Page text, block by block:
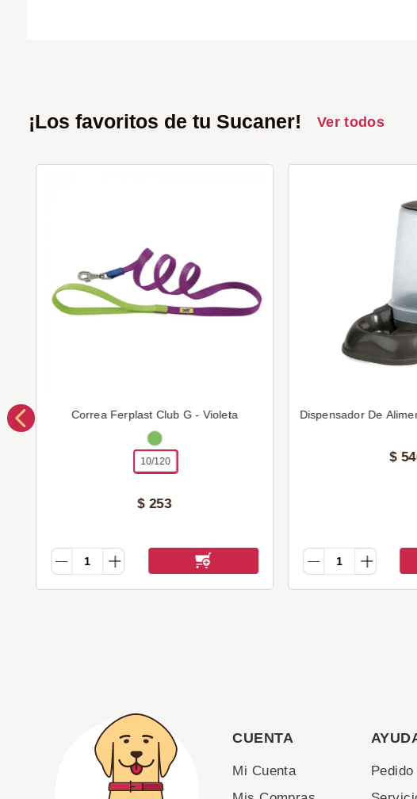
¡Los favoritos de tu Sucaner! Ver todos
Correa Ferplast Club G - Violeta
10/120
$ 253
Dispensador De
$
CUENTA
Mi Cuenta